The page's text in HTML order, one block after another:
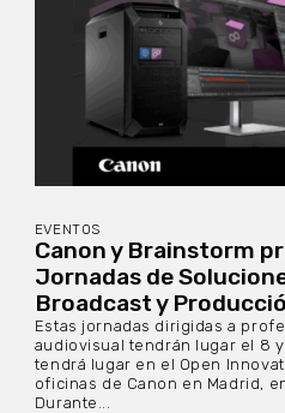
EVENTOS
Canon y Brainstorm
Jornadas de
Broadcast y
Estas jornadas dirigidas a
audiovisual tendrán lugar el 8
tendrá lugar en el Open
oficinas de Canon en Madrid,
Durante...